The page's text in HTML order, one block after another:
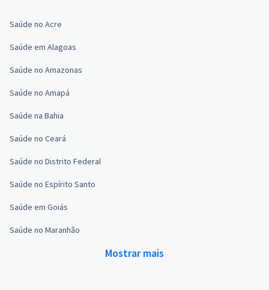
Saúde no Acre
Saúde em Alagoas
Saúde no Amazonas
Saúde no Amapá
Saúde na Bahia
Saúde no Ceará
Saúde no Distrito Federal
Saúde no Espírito Santo
Saúde em Goiás
Saúde no Maranhão
Mostrar mais